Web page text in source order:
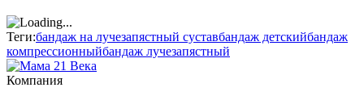
Теги:бандаж на лучезапястный суставбандаж детскийбандаж
компрессионныйбандаж лучезапястный
Компания